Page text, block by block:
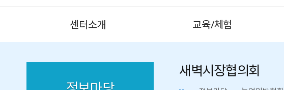
센터소개 교육/체험
새벽시장협의회